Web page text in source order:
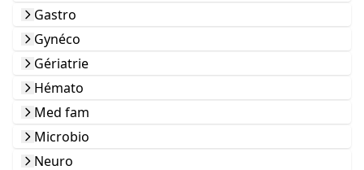
Gastro
Gynéco
Gériatrie
Hémato
Med fam
Microbio
Neuro